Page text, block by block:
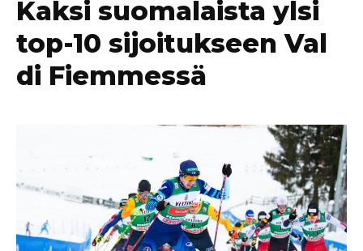
Kaksi suomalaista ylsi
top-10 sijoitukseen Val
di Fiemmessä